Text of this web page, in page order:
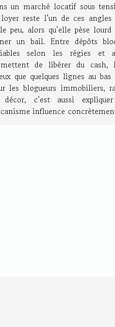
un marché locatif sous
reste l’un de ces
peu, alors qu’elle pèse
un bail. Entre dépôts
selon les régies et
de libérer du cash,
que quelques lignes au bas
les blogueurs immobiliers,
décor, c’est aussi
influence